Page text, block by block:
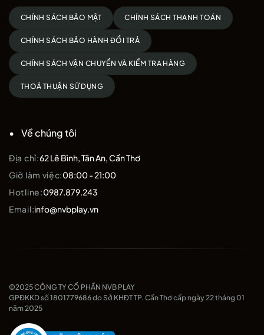
CHÍNH SÁCH BẢO MẬT CHÍNH SÁCH THANH TOÁN
CHÍNH SÁCH BẢO HÀNH ĐỔI TRẢ
CHÍNH SÁCH VẬN CHUYỂN VÀ KIỂM TRA HÀNG
THOẢ THUẬN SỬ DỤNG
Về chúng tôi
Địa chỉ:62 Lê Bình, Tân An, Cần Thơ
Giờ làm việc:08:00 - 21:00
Hotline:0987.879.243
Email:info@nvbplay.vn
©2025 CÔNG TY CỔ PHẦN NVB PLAY
GPĐKKD số 1801779686 do Sở KHĐT TP. Cần Thơ cấp ngày 22 tháng 01
năm 2025